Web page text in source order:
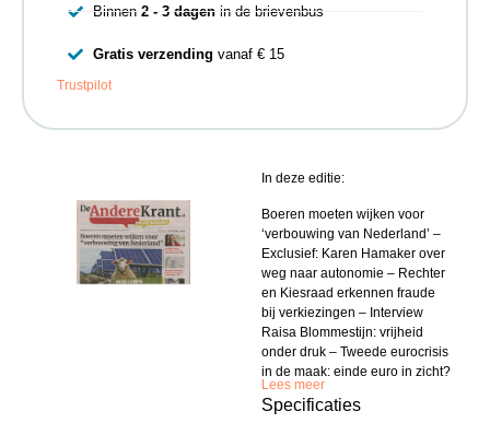
In deze editie:
Boeren moeten wijken voor
‘verbouwing van Nederland’ –
Exclusief: Karen Hamaker over
weg naar autonomie – Rechter
en Kiesraad erkennen fraude
bij verkiezingen – Interview
Raisa Blommestijn: vrijheid
onder druk – Tweede eurocrisis
in de maak: einde euro in zicht?
Lees meer
Specificaties
Binnen 2 - 3 dagenin de brievenbus
Gratis verzending vanaf € 15
Trustpilot